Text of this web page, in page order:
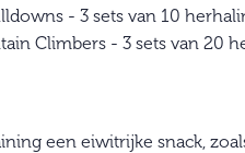
- 3 sets van 10
Climbers - 3 sets van 20
een eiwitrijke snack,